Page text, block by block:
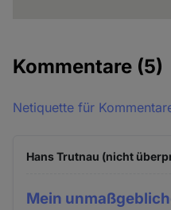
Kommentare (5)
Netiquette für
Hans Trutnau (nicht
Mein